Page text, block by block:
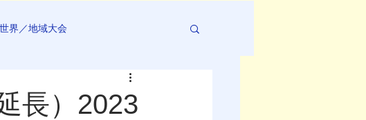
世界／地域大会
長）2023